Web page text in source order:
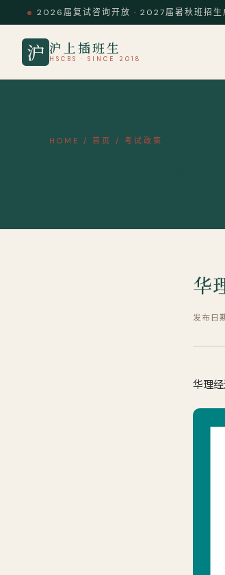
2026届复试咨询开放 · 2027届暑秋班招生
沪 沪上插班生
HSCBS · SINCE 2018
HOME / 首页 / 考试政策
华
发布日
华理